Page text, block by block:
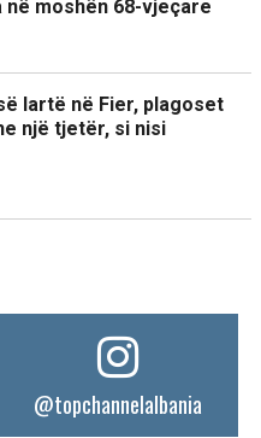
moshën 68-vjeçare
lartë në Fier, plagoset
një tjetër, si nisi
@topchannelalbania